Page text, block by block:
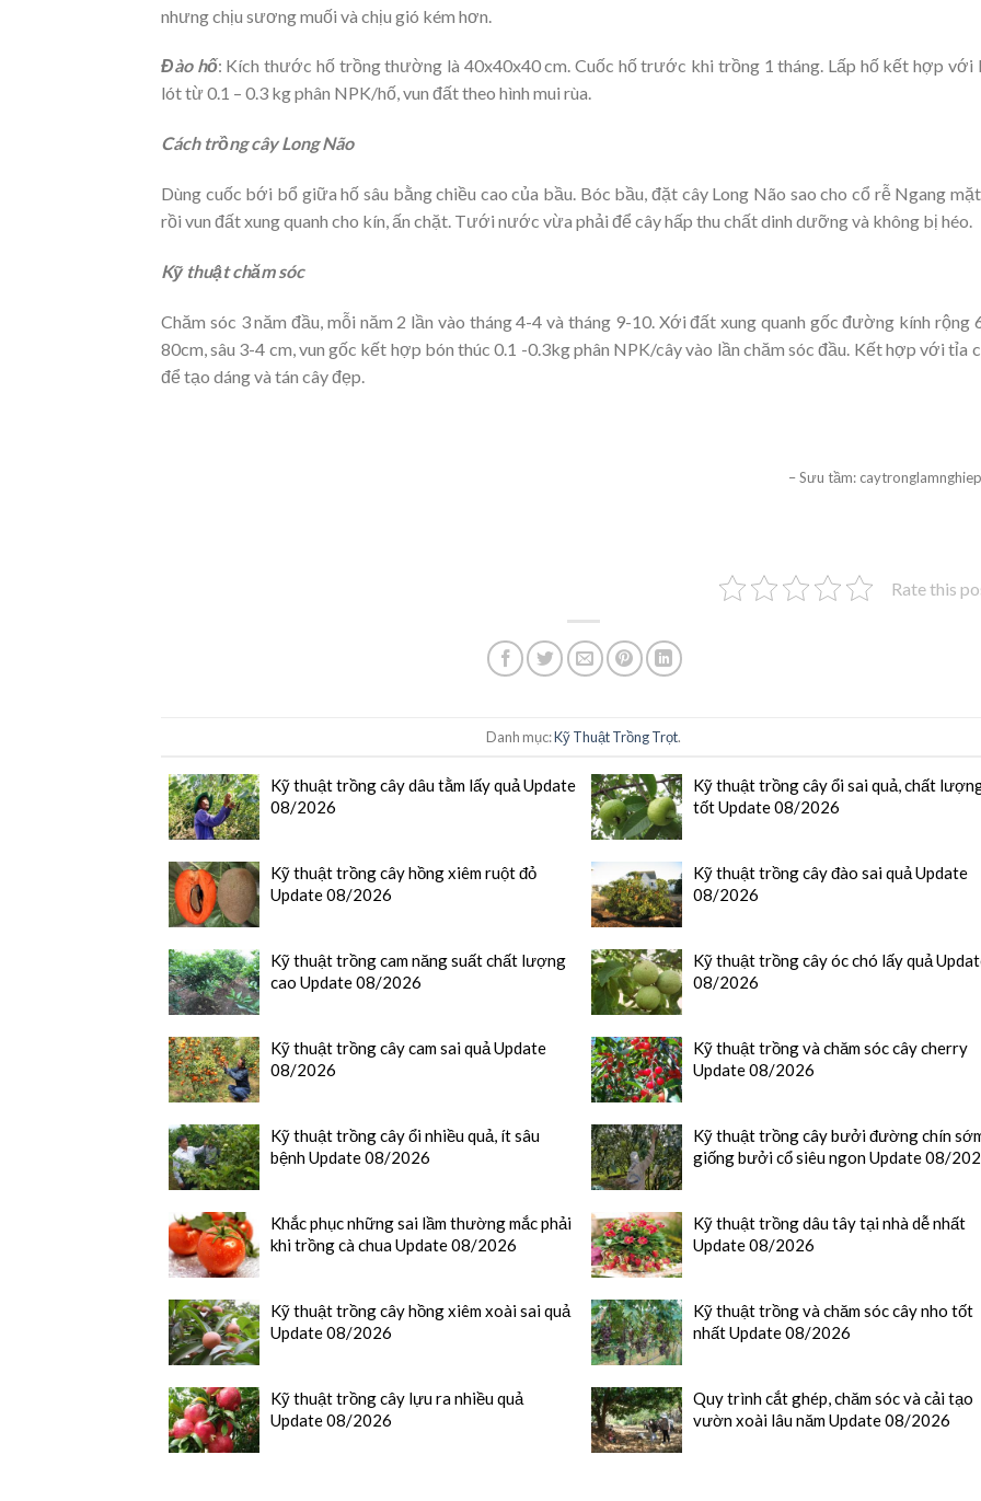
nhưng chịu sương muối và chịu gió kém hơn.
Đào hố: Kích thước hố trồng thường là 40x40x40 cm. Cuốc hố trước khi trồng 1 tháng. Lấp hố kết hợp với
lót từ 0.1 – 0.3 kg phân NPK/hố, vun đất theo hình mui rùa.
Cách trồng cây Long Não
Dùng cuốc bới bổ giữa hố sâu bằng chiều cao của bầu. Bóc bầu, đặt cây Long Não sao cho cổ rễ Ngang
rồi vun đất xung quanh cho kín, ấn chặt. Tưới nước vừa phải để cây hấp thu chất dinh dưỡng và không bị héo.
Kỹ thuật chăm sóc
Chăm sóc 3 năm đầu, mỗi năm 2 lần vào tháng 4-4 và tháng 9-10. Xới đất xung quanh gốc đường kính rộng
80cm, sâu 3-4 cm, vun gốc kết hợp bón thúc 0.1 -0.3kg phân NPK/cây vào lần chăm sóc đầu. Kết hợp với tỉa
để tạo dáng và tán cây đẹp.
– Sưu tầm:
Rate this
Danh mục:Kỹ Thuật Trồng Trọt.
Kỹ thuật trồng cây dâu tằm lấy quả Update
08/2026
Kỹ thuật trồng cây ổi sai quả, chất
tốt Update 08/2026
Kỹ thuật trồng cây hồng xiêm ruột đỏ
Update 08/2026
Kỹ thuật trồng cây đào sai quả Update
08/2026
Kỹ thuật trồng cam năng suất chất lượng
cao Update 08/2026
Kỹ thuật trồng cây óc chó lấy quả
08/2026
Kỹ thuật trồng cây cam sai quả Update
08/2026
Kỹ thuật trồng và chăm sóc cây cherry
Update 08/2026
Kỹ thuật trồng cây ổi nhiều quả, ít sâu
bệnh Update 08/2026
Kỹ thuật trồng cây bưởi đường chín
giống bưởi cổ siêu ngon Update 08/
Khắc phục những sai lầm thường mắc phải
khi trồng cà chua Update 08/2026
Kỹ thuật trồng dâu tây tại nhà dễ nhất
Update 08/2026
Kỹ thuật trồng cây hồng xiêm xoài sai quả
Update 08/2026
Kỹ thuật trồng và chăm sóc cây nho tốt
nhất Update 08/2026
Kỹ thuật trồng cây lựu ra nhiều quả
Update 08/2026
Quy trình cắt ghép, chăm sóc và cải tạo
vườn xoài lâu năm Update 08/2026